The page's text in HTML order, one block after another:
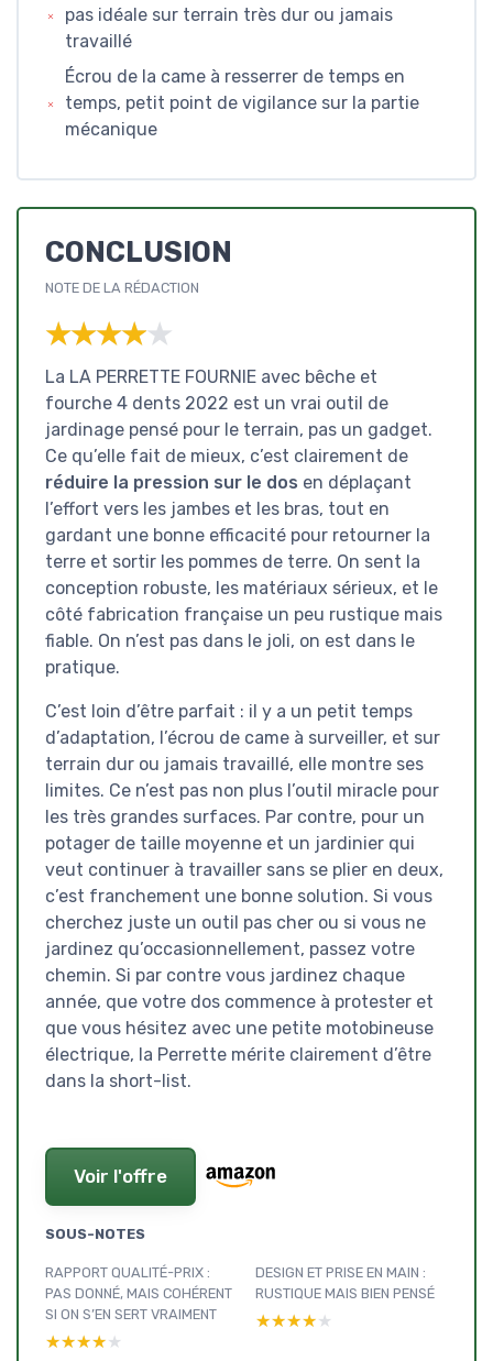
pas idéale sur terrain très dur ou jamais
travaillé
Écrou de la came à resserrer de temps en
temps, petit point de vigilance sur la partie
mécanique
CONCLUSION
NOTE DE LA RÉDACTION
★★★★★
★★★★★
La LA PERRETTE FOURNIE avec bêche et
fourche 4 dents 2022 est un vrai outil de
jardinage pensé pour le terrain, pas un gadget.
Ce qu’elle fait de mieux, c’est clairement de
réduire la pression sur le dos en déplaçant
l’effort vers les jambes et les bras, tout en
gardant une bonne efficacité pour retourner la
terre et sortir les pommes de terre. On sent la
conception robuste, les matériaux sérieux, et le
côté fabrication française un peu rustique mais
fiable. On n’est pas dans le joli, on est dans le
pratique.
C’est loin d’être parfait : il y a un petit temps
d’adaptation, l’écrou de came à surveiller, et sur
terrain dur ou jamais travaillé, elle montre ses
limites. Ce n’est pas non plus l’outil miracle pour
les très grandes surfaces. Par contre, pour un
potager de taille moyenne et un jardinier qui
veut continuer à travailler sans se plier en deux,
c’est franchement une bonne solution. Si vous
cherchez juste un outil pas cher ou si vous ne
jardinez qu’occasionnellement, passez votre
chemin. Si par contre vous jardinez chaque
année, que votre dos commence à protester et
que vous hésitez avec une petite motobineuse
électrique, la Perrette mérite clairement d’être
dans la short-list.
Voir l'offre
SOUS-NOTES
RAPPORT QUALITÉ-PRIX :
PAS DONNÉ, MAIS COHÉRENT
SI ON S’EN SERT VRAIMENT
★★★★★
★★★★★
DESIGN ET PRISE EN MAIN :
RUSTIQUE MAIS BIEN PENSÉ
★★★★★
★★★★★